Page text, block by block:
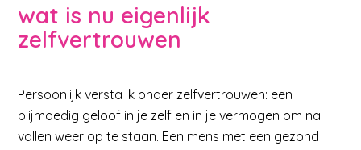
wat is nu eigenlijk
zelfvertrouwen
Persoonlijk versta ik onder zelfvertrouwen: een
blijmoedig geloof in je zelf en in je vermogen om na
vallen weer op te staan. Een mens met een gezond